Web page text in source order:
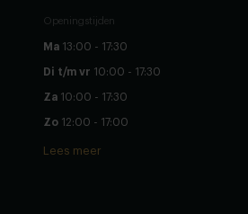
Openingstijden
Ma 13:00 - 17:30
Di t/m vr 10:00 - 17:30
Za 10:00 - 17:30
Zo 12:00 - 17:00
Lees meer